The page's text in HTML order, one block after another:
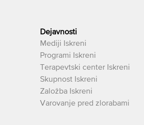
Dejavnosti
Mediji Iskreni
Programi Iskreni
Terapevtski center Iskreni
Skupnost Iskreni
Založba Iskreni
Varovanje pred zlorabami